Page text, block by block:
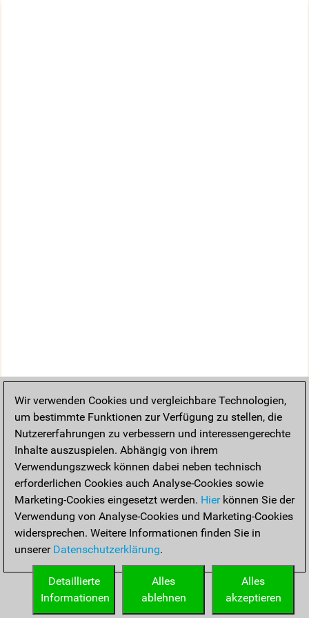
Wir verwenden Cookies und vergleichbare Technologien,
um bestimmte Funktionen zur Verfügung zu stellen, die
Nutzererfahrungen zu verbessern und interessengerechte
Inhalte auszuspielen. Abhängig von ihrem
Verwendungszweck können dabei neben technisch
erforderlichen Cookies auch Analyse-Cookies sowie
Marketing-Cookies eingesetzt werden. Hierkönnen Sie der
Verwendung von Analyse-Cookies und Marketing-Cookies
widersprechen. Weitere Informationen finden Sie in
unserer Datenschutzerklärung.
Alles
akzeptieren
Alles
ablehnen
Detaillierte
Informationen